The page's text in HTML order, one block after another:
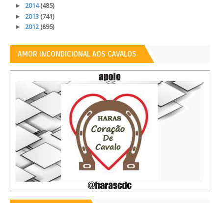
► 2014(485)
► 2013 (741)
► 2012(895)
AMOR INCONDICIONAL AOS CAVALOS